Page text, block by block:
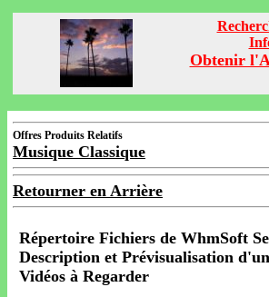
Obtenir
Offres Produits Relatifs
Musique Classique
Retourner en Arrière
Répertoire Fichiers de WhmSoft
Description et Prévisualisation
Vidéos à Regarder